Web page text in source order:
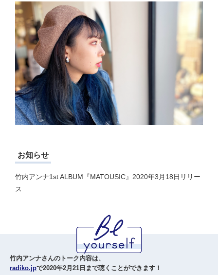
お知らせ
竹内アンナ1st ALBUM『MATOUSIC』2020年3月18日リリー
ス
竹内アンナさんのトーク内容は、
radiko.jpで2020年2月21日まで聴くことができます！